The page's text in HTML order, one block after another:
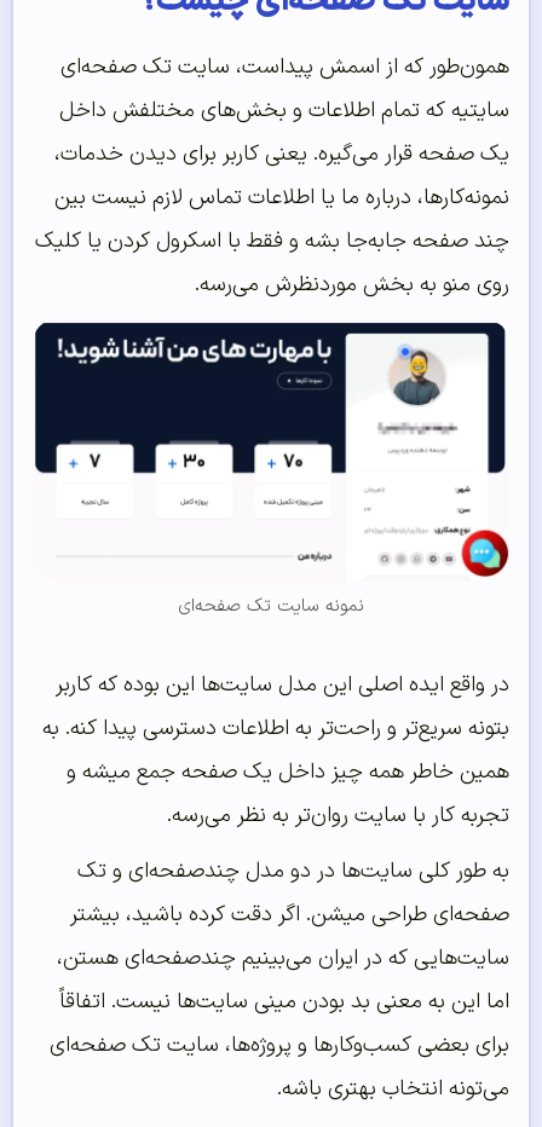
همون‌طور که از اسمش پیداست، سایت تک صفحه‌ای
سایتیه که تمام اطلاعات و بخش‌های مختلفش داخل
یک صفحه قرار می‌گیره. یعنی کاربر برای دیدن خدمات،
نمونه‌کارها، درباره ما یا اطلاعات تماس لازم نیست بین
چند صفحه جابه‌جا بشه و فقط با اسکرول کردن یا کلیک
روی منو به بخش موردنظرش می‌رسه.
نمونه سایت تک صفحه‌ای
در واقع ایده اصلی این مدل سایت‌ها این بوده که کاربر
بتونه سریع‌تر و راحت‌تر به اطلاعات دسترسی پیدا کنه. به
همین خاطر همه چیز داخل یک صفحه جمع میشه و
تجربه کار با سایت روان‌تر به نظر می‌رسه.
به طور کلی سایت‌ها در دو مدل چندصفحه‌ای و تک
صفحه‌ای طراحی میشن. اگر دقت کرده باشید، بیشتر
سایت‌هایی که در ایران می‌بینیم چندصفحه‌ای هستن،
اما این به معنی بد بودن مینی سایت‌ها نیست. اتفاقاً
برای بعضی کسب‌وکارها و پروژه‌ها، سایت تک صفحه‌ای
می‌تونه انتخاب بهتری باشه.